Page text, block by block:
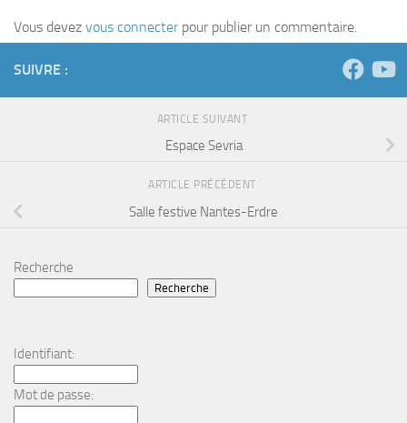
Vous devez vous connecterpour publier un commentaire.
SUIVRE :
ARTICLE SUIVANT
Espace Sevria
ARTICLE PRÉCÉDENT
Salle festive Nantes-Erdre
Recherche
Recherche
Identifiant:
Mot de passe: